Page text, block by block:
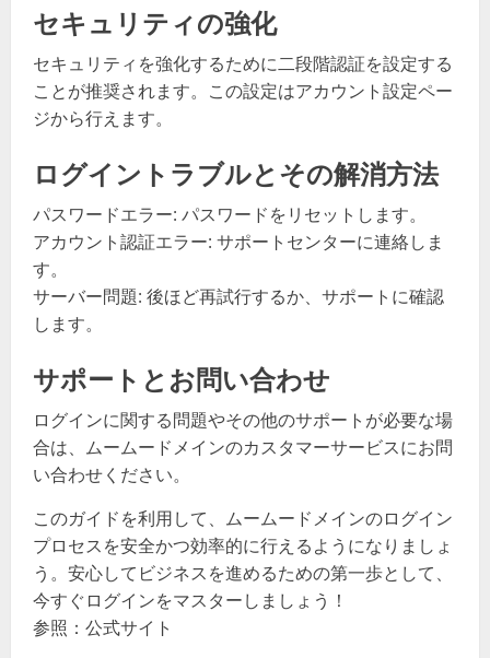
セキュリティの強化
セキュリティを強化するために二段階認証を設定する
ことが推奨されます。この設定はアカウント設定ペー
ジから行えます。
ログイントラブルとその解消方法
パスワードエラー: パスワードをリセットします。
アカウント認証エラー: サポートセンターに連絡しま
す。
サーバー問題: 後ほど再試行するか、サポートに確認
します。
サポートとお問い合わせ
ログインに関する問題やその他のサポートが必要な場
合は、ムームードメインのカスタマーサービスにお問
い合わせください。
このガイドを利用して、ムームードメインのログイン
プロセスを安全かつ効率的に行えるようになりましょ
う。安心してビジネスを進めるための第一歩として、
今すぐログインをマスターしましょう！
参照：公式サイト